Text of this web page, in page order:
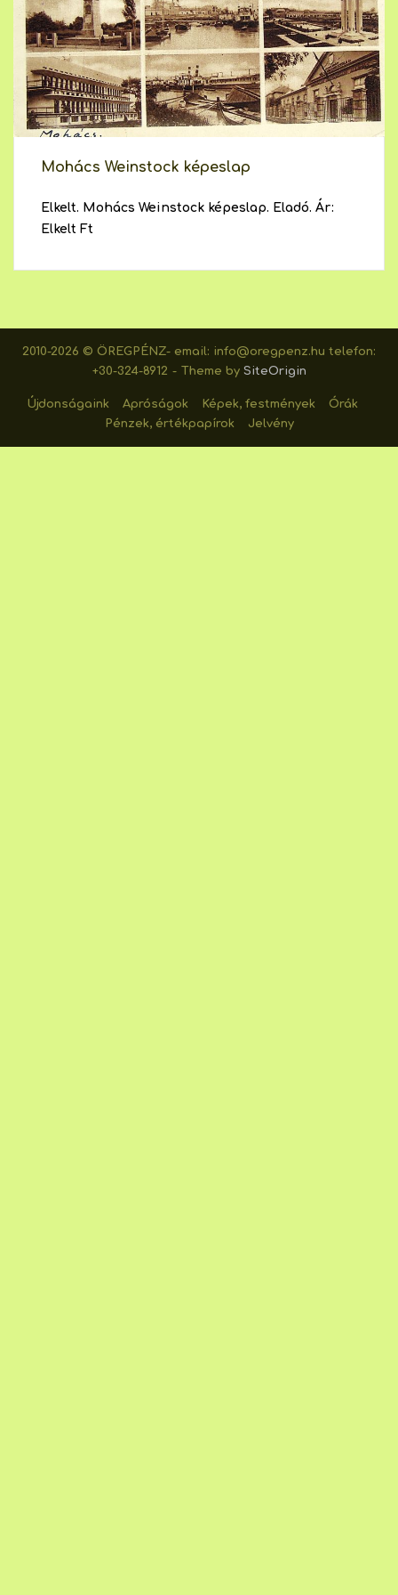
Mohács Weinstock képeslap
Elkelt. Mohács Weinstock képeslap. Eladó. Ár:
Elkelt Ft
2010-2026 © ÖREGPÉNZ- email: info@oregpenz.hu telefon:
+30-324-8912
Theme by SiteOrigin
Újdonságaink Apróságok Képek, festmények
Órák
Pénzek, értékpapírok
Jelvény